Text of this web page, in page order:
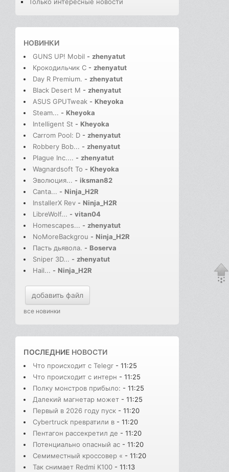
Только интересные новости
НОВИНКИ
GUNS UP! Mobil - zhenyatut
Крокодильчик С - zhenyatut
Day R Premium. - zhenyatut
Black Desert M - zhenyatut
ASUS GPUTweak - Kheyoka
Steam... - Kheyoka
Intelligent St - Kheyoka
Carrom Pool: D - zhenyatut
Robbery Bob... - zhenyatut
Plague Inc.... - zhenyatut
Wagnardsoft To - Kheyoka
Эволюция... - iksman82
Canta... - Ninja_H2R
InstallerX Rev - Ninja_H2R
LibreWolf... - vitan04
Homescapes... - zhenyatut
NoMoreBackgrou - Ninja_H2R
Пасть дьявола. - Boserva
Sniper 3D... - zhenyatut
Hail... - Ninja_H2R
добавить файл
все новинки
ПОСЛЕДНИЕ НОВОСТИ
Что происходит с Telegr - 11:25
Что происходит с интерн - 11:25
Полку монстров прибыло: - 11:25
Далекий магнетар может - 11:25
Первый в 2026 году пуск - 11:20
Cybertruck превратили в - 11:20
Пентагон рассекретил де - 11:20
Потенциально опасный ас - 11:20
Семиместный кроссовер « - 11:20
Так снимает Redmi K100 - 11:13